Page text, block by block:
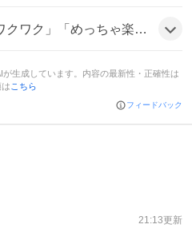
。リアルタイムで「今夜は2時間SP✨」や「待機中😆」と盛り上がり、全体的にポジティブな雰囲気だ。
生成しています。内容の最新性・正確性は
こちら
フィードバック
21:13更新